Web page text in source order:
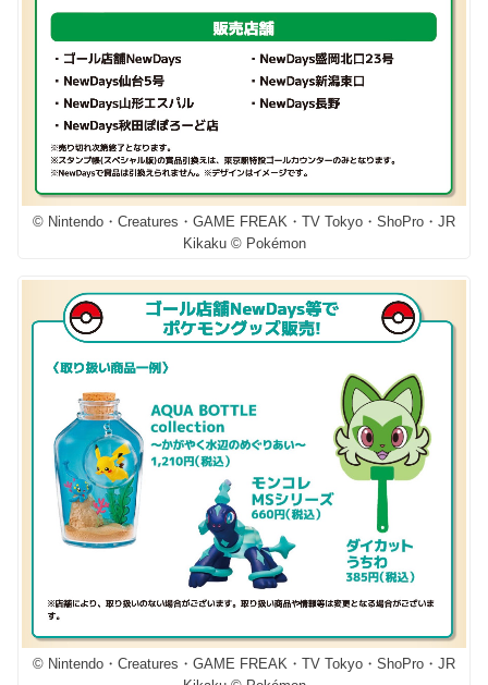
© Nintendo・Creatures・GAME FREAK・TV Tokyo・ShoPro・JR
Kikaku © Pokémon
© Nintendo・Creatures・GAME FREAK・TV Tokyo・ShoPro・JR